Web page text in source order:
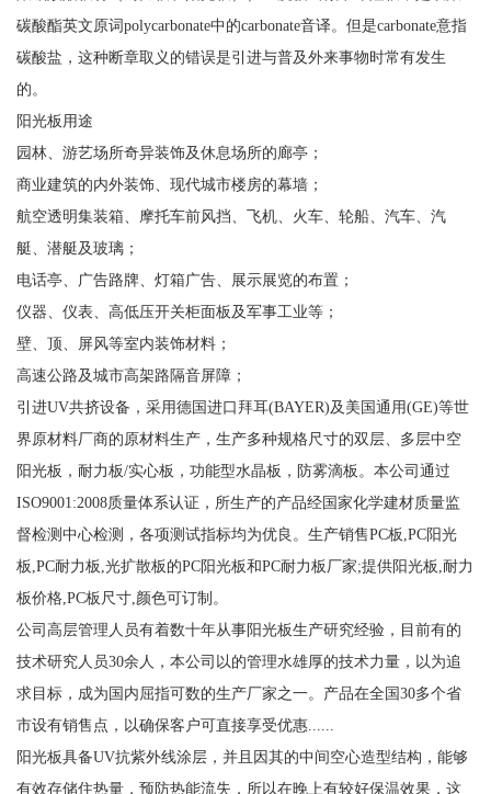
碳酸酯英文原词polycarbonate中的carbonate音译。但是carbonate意指
碳酸盐，这种断章取义的错误是引进与普及外来事物时常有发生
的。
阳光板用途
园林、游艺场所奇异装饰及休息场所的廊亭；
商业建筑的内外装饰、现代城市楼房的幕墙；
航空透明集装箱、摩托车前风挡、飞机、火车、轮船、汽车、汽
艇、潜艇及玻璃；
电话亭、广告路牌、灯箱广告、展示展览的布置；
仪器、仪表、高低压开关柜面板及军事工业等；
壁、顶、屏风等室内装饰材料；
高速公路及城市高架路隔音屏障；
引进UV共挤设备，采用德国进口拜耳(BAYER)及美国通用(GE)等世
界原材料厂商的原材料生产，生产多种规格尺寸的双层、多层中空
阳光板，耐力板/实心板，功能型水晶板，防雾滴板。本公司通过
ISO9001:2008质量体系认证，所生产的产品经国家化学建材质量监
督检测中心检测，各项测试指标均为优良。生产销售PC板,PC阳光
板,PC耐力板,光扩散板的PC阳光板和PC耐力板厂家;提供阳光板,耐力
板价格,PC板尺寸,颜色可订制。
公司高层管理人员有着数十年从事阳光板生产研究经验，目前有的
技术研究人员30余人，本公司以的管理水雄厚的技术力量，以为追
求目标，成为国内屈指可数的生产厂家之一。产品在全国30多个省
市设有销售点，以确保客户可直接享受优惠......
阳光板具备UV抗紫外线涂层，并且因其的中间空心造型结构，能够
有效存储住热量，预防热能流失，所以在晚上有较好保温效果，这